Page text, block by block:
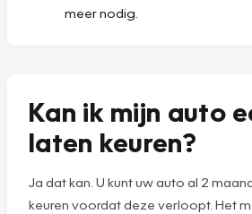
meer nodig.
Kan ik mijn auto
laten keuren?
Ja dat kan. U kunt uw auto al 2
keuren voordat deze verloopt. Het